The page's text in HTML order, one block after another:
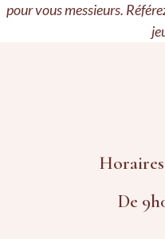
pour vous messieurs.
De